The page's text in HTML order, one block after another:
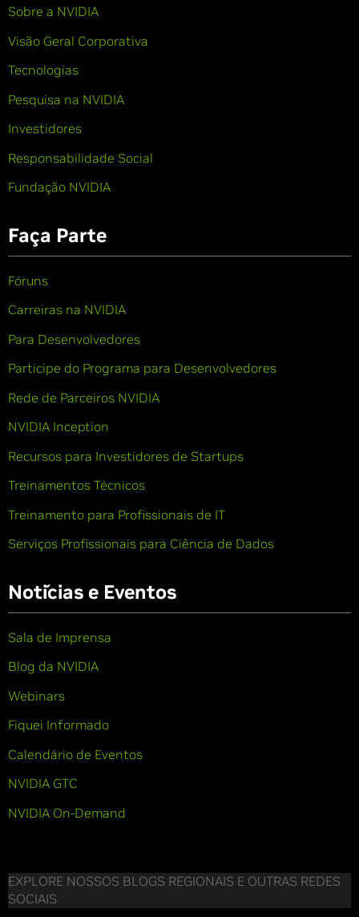
Sobre a NVIDIA
Visão Geral Corporativa
Tecnologias
Pesquisa na NVIDIA
Investidores
Responsabilidade Social
Fundação NVIDIA
Faça Parte
Fóruns
Carreiras na NVIDIA
Para Desenvolvedores
Participe do Programa para Desenvolvedores
Rede de Parceiros NVIDIA
NVIDIA Inception
Recursos para Investidores de Startups
Treinamentos Técnicos
Treinamento para Profissionais de IT
Serviços Profissionais para Ciência de Dados
Notícias e Eventos
Sala de Imprensa
Blog da NVIDIA
Webinars
Fiquei Informado
Calendário de Eventos
NVIDIA GTC
NVIDIA On-Demand
EXPLORE NOSSOS BLOGS REGIONAIS E OUTRAS REDES
SOCIAIS